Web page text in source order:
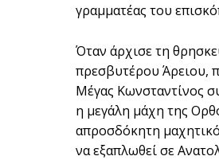
γραμματέας του
Όταν άρχισε τη
πρεσβυτέρου Άρειου,
Μέγας Κωνσταντίνος
η μεγάλη μάχη της
απροσδόκητη
να εξαπλωθεί σε